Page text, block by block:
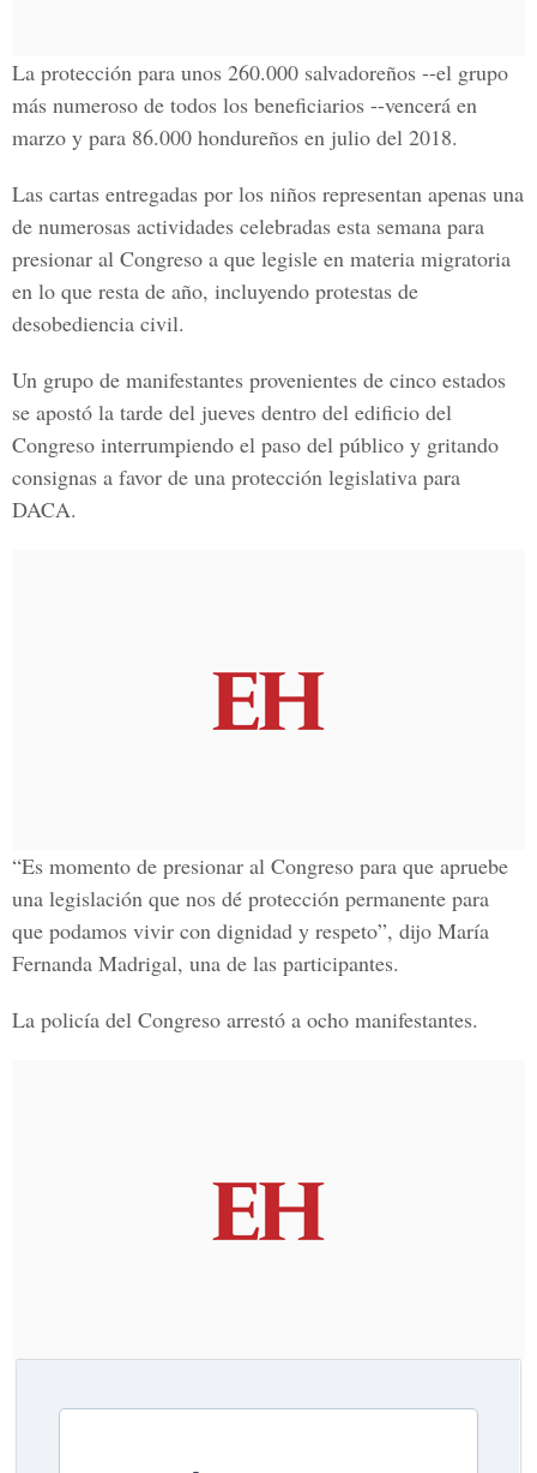
La protección para unos 260.000 salvadoreños --el grupo
más numeroso de todos los beneficiarios --vencerá en
marzo y para 86.000 hondureños en julio del 2018.
Las cartas entregadas por los niños representan apenas una
de numerosas actividades celebradas esta semana para
presionar al Congreso a que legisle en materia migratoria
en lo que resta de año, incluyendo protestas de
desobediencia civil.
Un grupo de manifestantes provenientes de cinco estados
se apostó la tarde del jueves dentro del edificio del
Congreso interrumpiendo el paso del público y gritando
consignas a favor de una protección legislativa para
DACA.
“Es momento de presionar al Congreso para que apruebe
una legislación que nos dé protección permanente para
que podamos vivir con dignidad y respeto”, dijo María
Fernanda Madrigal, una de las participantes.
La policía del Congreso arrestó a ocho manifestantes.